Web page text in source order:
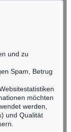
und zu
Spam, Betrug
möchten
werden,
und Qualität